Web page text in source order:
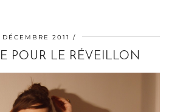
DÉCEMBRE 2011
POUR LE RÉVEILLON